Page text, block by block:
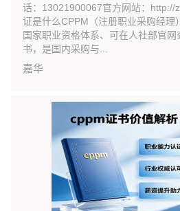
话：13021900067官方网站：http://
证是什么CPPM（注册职业采购经理
国家职业资格体系、可在人社部官
书，是国内采购与...
嘉华